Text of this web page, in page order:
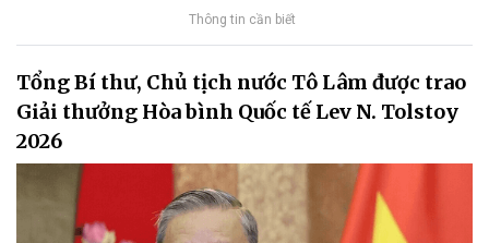
Thông tin cần biết
Tổng Bí thư, Chủ tịch nước Tô Lâm được trao
Giải thưởng Hòa bình Quốc tế Lev N. Tolstoy
2026